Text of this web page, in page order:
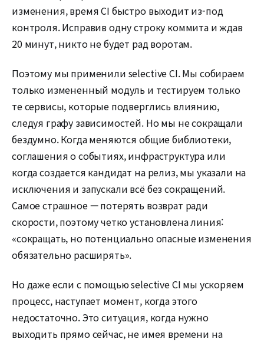
изменения, время CI быстро выходит из-под
контроля. Исправив одну строку коммита и ждав
20 минут, никто не будет рад воротам.
Поэтому мы применили selective CI. Мы собираем
только измененный модуль и тестируем только
те сервисы, которые подверглись влиянию,
следуя графу зависимостей. Но мы не сокращали
бездумно. Когда меняются общие библиотеки,
соглашения о событиях, инфраструктура или
когда создается кандидат на релиз, мы указали на
исключения и запускали всё без сокращений.
Самое страшное — потерять возврат ради
скорости, поэтому четко установлена линия:
«сокращать, но потенциально опасные изменения
обязательно расширять».
Но даже если с помощью selective CI мы ускоряем
процесс, наступает момент, когда этого
недостаточно. Это ситуация, когда нужно
выходить прямо сейчас, не имея времени на